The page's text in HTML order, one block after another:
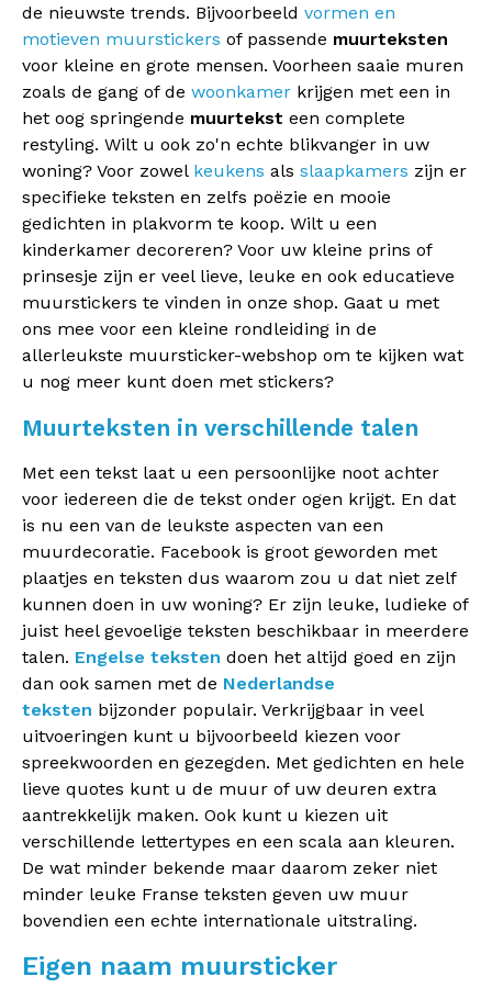
de nieuwste trends. Bijvoorbeeld vormen en
motieven muurstickers of passende muurteksten
voor kleine en grote mensen. Voorheen saaie muren
zoals de gang of de woonkamer krijgen met een in
het oog springende muurtekst een complete
restyling. Wilt u ook zo'n echte blikvanger in uw
woning? Voor zowel keukens als slaapkamers zijn er
specifieke teksten en zelfs poëzie en mooie
gedichten in plakvorm te koop. Wilt u een
kinderkamer decoreren? Voor uw kleine prins of
prinsesje zijn er veel lieve, leuke en ook educatieve
muurstickers te vinden in onze shop. Gaat u met
ons mee voor een kleine rondleiding in de
allerleukste muursticker-webshop om te kijken wat
u nog meer kunt doen met stickers?
Muurteksten in verschillende talen
Met een tekst laat u een persoonlijke noot achter
voor iedereen die de tekst onder ogen krijgt. En dat
is nu een van de leukste aspecten van een
muurdecoratie. Facebook is groot geworden met
plaatjes en teksten dus waarom zou u dat niet zelf
kunnen doen in uw woning? Er zijn leuke, ludieke of
juist heel gevoelige teksten beschikbaar in meerdere
talen. Engelse teksten doen het altijd goed en zijn
dan ook samen met de Nederlandse
teksten bijzonder populair. Verkrijgbaar in veel
uitvoeringen kunt u bijvoorbeeld kiezen voor
spreekwoorden en gezegden. Met gedichten en hele
lieve quotes kunt u de muur of uw deuren extra
aantrekkelijk maken. Ook kunt u kiezen uit
verschillende lettertypes en een scala aan kleuren.
De wat minder bekende maar daarom zeker niet
minder leuke Franse teksten geven uw muur
bovendien een echte internationale uitstraling.
Eigen naam muursticker